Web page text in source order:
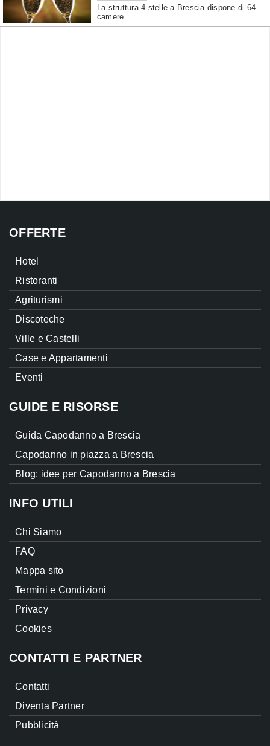
La struttura 4 stelle a Brescia dispone di 64
camere ...
OFFERTE
Hotel
Ristoranti
Agriturismi
Discoteche
Ville e Castelli
Case e Appartamenti
Eventi
GUIDE E RISORSE
Guida Capodanno a Brescia
Capodanno in piazza a Brescia
Blog: idee per Capodanno a Brescia
INFO UTILI
Chi Siamo
FAQ
Mappa sito
Termini e Condizioni
Privacy
Cookies
CONTATTI E PARTNER
Contatti
Diventa Partner
Pubblicità